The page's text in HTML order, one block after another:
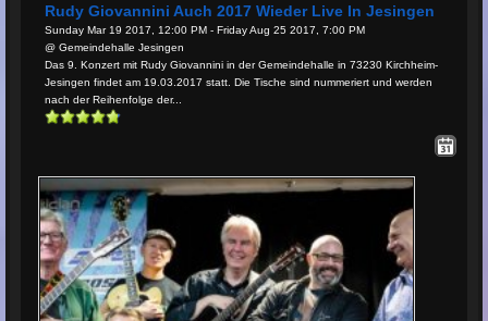
Rudy Giovannini Auch 2017 Wieder Live In Jesingen
Sunday Mar 19 2017, 12:00 PM - Friday Aug 25 2017, 7:00 PM
@ Gemeindehalle Jesingen
Das 9. Konzert mit Rudy Giovannini in der Gemeindehalle in 73230 Kirchheim-
Jesingen findet am 19.03.2017 statt. Die Tische sind nummeriert und werden
nach der Reihenfolge der...